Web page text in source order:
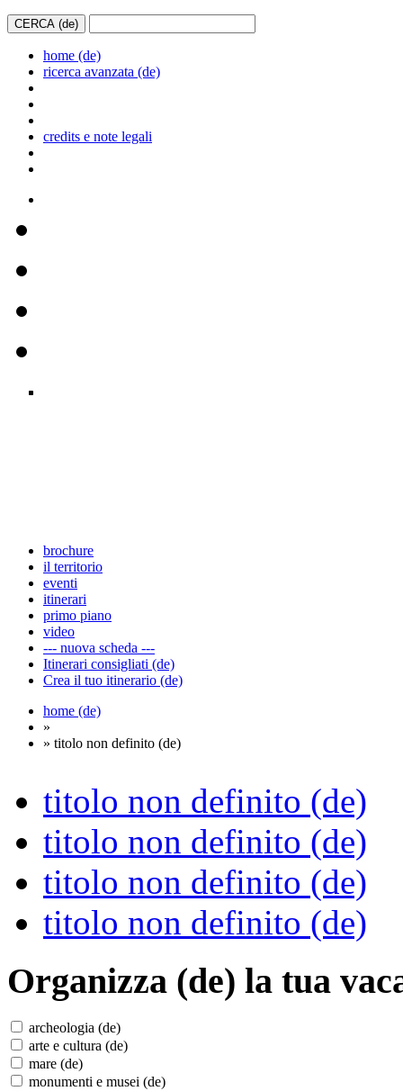
home (de)
ricerca avanzata (de)
credits e note legali
brochure
il territorio
eventi
itinerari
primo piano
video
--- nuova scheda ---
Itinerari consigliati (de)
Crea il tuo itinerario (de)
home (de)
»
» titolo non definito (de)
titolo non definito (de)
titolo non definito (de)
titolo non definito (de)
titolo non definito (de)
Organizza (de) la tua
archeologia (de)
arte e cultura (de)
mare (de)
monumenti e musei (de)